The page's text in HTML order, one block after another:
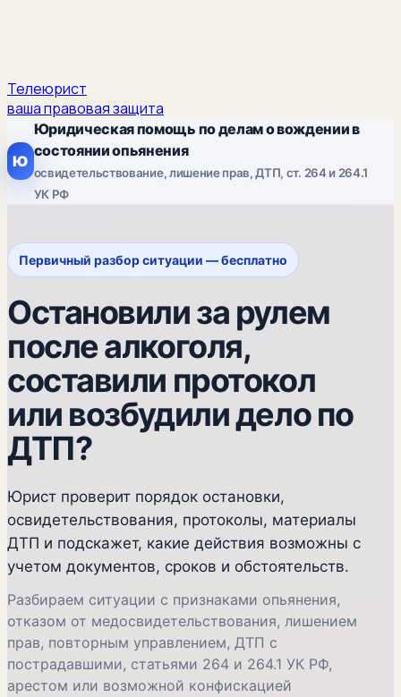
Телеюрист
ваша правовая защита
Ю
Юридическая помощь по делам о вождении в
состоянии опьянения
освидетельствование, лишение прав, ДТП, ст. 264 и 264.1
УК РФ
Первичный разбор ситуации — бесплатно
Остановили за рулем
после алкоголя,
составили протокол
или возбудили дело по
ДТП?
Юрист проверит порядок остановки,
освидетельствования, протоколы, материалы
ДТП и подскажет, какие действия возможны с
учетом документов, сроков и обстоятельств.
Разбираем ситуации с признаками опьянения,
отказом от медосвидетельствования, лишением
прав, повторным управлением, ДТП с
пострадавшими, статьями 264 и 264.1 УК РФ,
арестом или возможной конфискацией